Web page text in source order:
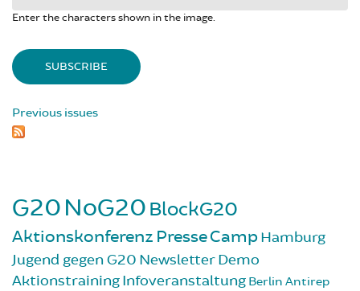
Enter the characters shown in the image.
Previous issues
G20NoG20 BlockG20
Aktionskonferenz PresseCampHamburg
Jugend gegen G20 NewsletterDemo
AktionstrainingInfoveranstaltung Berlin Antirep